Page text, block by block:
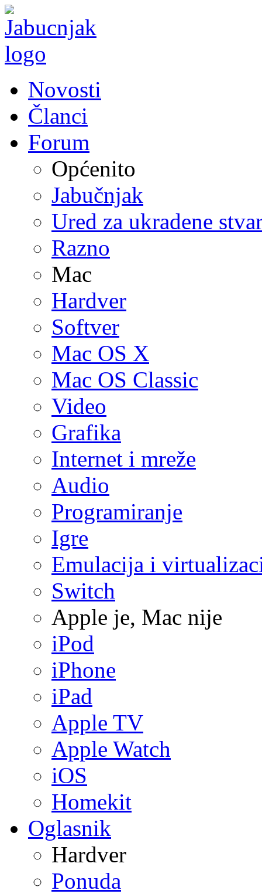
Novosti
Članci
Forum
Općenito
Jabučnjak
Ured za ukradene
Razno
Mac
Hardver
Softver
Mac OS X
Mac OS Classic
Video
Grafika
Internet i mreže
Audio
Programiranje
Igre
Emulacija i
Switch
Apple je, Mac nije
iPod
iPhone
iPad
Apple TV
Apple Watch
iOS
Homekit
Oglasnik
Hardver
Ponuda